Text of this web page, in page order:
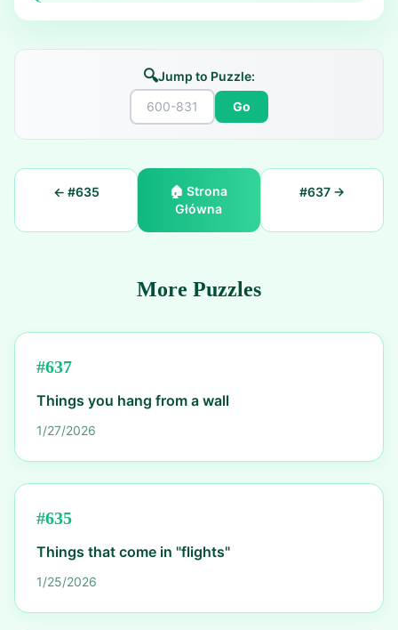
🔍Jump to Puzzle:
Go
← #635 🏠Strona
Główna
#637→
More Puzzles
#637
Things you hang from a wall
1/27/2026
#635
Things that come in "flights"
1/25/2026